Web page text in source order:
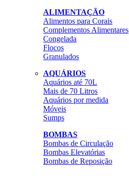
ALIMENTAÇÃO
Alimentos para Corais
Complementos Alimentares
Congelada
Flocos
Granulados
AQUÁRIOS
Aquários até 70L
Mais de 70 Litros
Aquários por medida
Móveis
Sumps
BOMBAS
Bombas de Circulação
Bombas Elevatórias
Bombas de Reposição